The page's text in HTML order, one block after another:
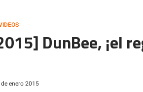
DunBee, ¡el
enero 2015